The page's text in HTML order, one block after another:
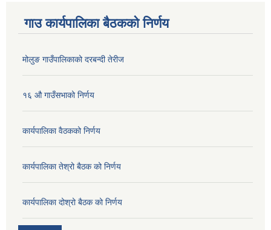
गाउ कार्यपालिका बैठकको निर्णय
मोलुङ गाउँपालिकाको दरबन्दी तेरीज
१६ औ गाउँसभाको निर्णय
कार्यपालिका वैठकको निर्णय
कार्यपालिका तेश्रो बैठक को निर्णय
कार्यपालिका दोश्रो बैठक को निर्णय